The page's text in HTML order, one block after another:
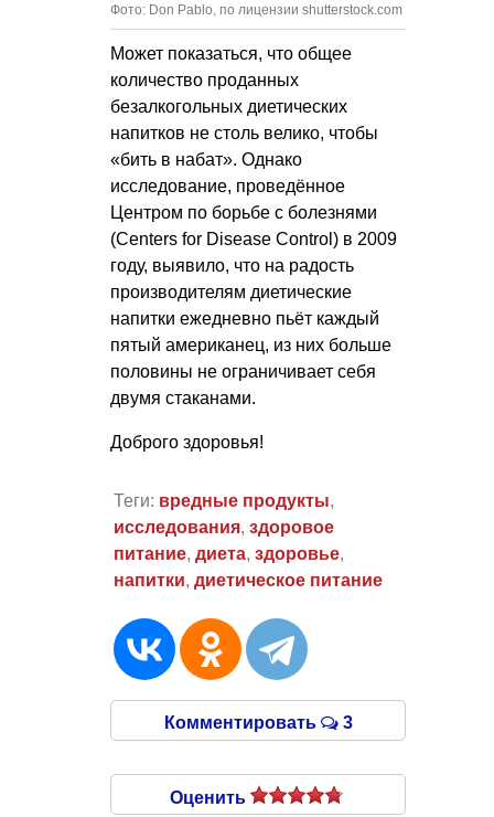
Фото: Don Pablo, по лицензии shutterstock.com
Может показаться, что общее
количество проданных
безалкогольных диетических
напитков не столь велико, чтобы
«бить в набат». Однако
исследование, проведённое
Центром по борьбе с болезнями
(Centers for Disease Control) в 2009
году, выявило, что на радость
производителям диетические
напитки ежедневно пьёт каждый
пятый американец, из них больше
половины не ограничивает себя
двумя стаканами.
Доброго здоровья!
Теги: вредные продукты,
исследования, здоровое
питание, диета, здоровье,
напитки, диетическое питание
Комментировать 3
Оценить